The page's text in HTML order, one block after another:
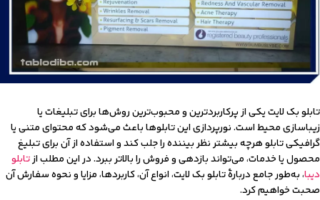
تابلو بک لایت یکی از پرکاربردترین و محبوب‌ترین روش‌ها برای تبلیغات یا
زیباسازی محیط‌ است. نورپردازی این تابلوها باعث می‌شود که محتوای متنی یا
گرافیکی تابلو هرچه بیشتر نظر بیننده را جلب کند و استفاده از آن برای تبلیغ
محصول یا خدمات، می‌تواند بازدهی و فروش را بالاتر ببرد. در این مطلب ازتابلو
دیبا، به‌طور جامع دربارۀ تابلو بک لایت، انواع آن، کاربردها، مزایا و نحوه سفارش آن
صحبت خواهیم کرد.